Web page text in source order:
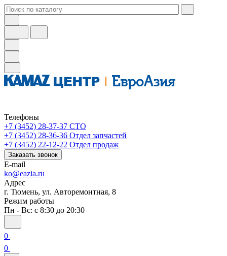
Телефоны
+7 (3452) 28-37-37 СТО
+7 (3452) 28-36-36 Отдел запчастей
+7 (3452) 22-12-22 Отдел продаж
Заказать звонок
E-mail
ko@eazia.ru
Адрес
г. Тюмень, ул. Авторемонтная, 8
Режим работы
Пн - Вс: с 8:30 до 20:30
0
0